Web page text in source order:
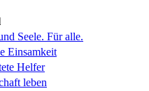
Seele. Für alle.
Einsamkeit
Helfer
leben